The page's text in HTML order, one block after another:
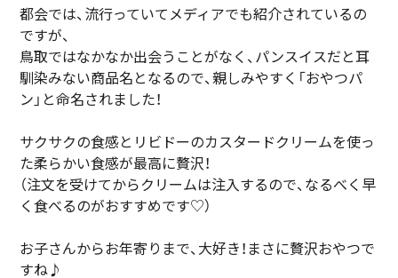
都会では、流行っていてメディアでも紹介されているの
ですが、
鳥取ではなかなか出会うことがなく、パンスイスだと耳
馴染みない商品名となるので、親しみやすく「おやつパ
ン」と命名されました！
サクサクの食感とリビドーのカスタードクリームを使っ
た柔らかい食感が最高に贅沢！
（注文を受けてからクリームは注入するので、なるべく早
く食べるのがおすすめです♡）
お子さんからお年寄りまで、大好き！まさに贅沢おやつで
すね♪